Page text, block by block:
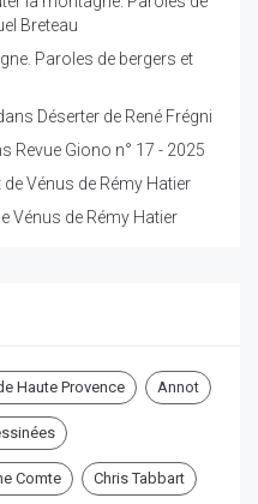
Breteau
Paroles de bergers et
Déserter de René Frégni
Revue Giono n° 17 - 2025
de Vénus de Rémy Hatier
Vénus de Rémy Hatier
Haute Provence Annot
Comte Chris Tabbart